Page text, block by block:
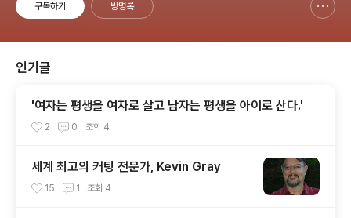
구독하기 방명록
인기글
'여자는 평생을 여자로 살고 남자는 평생을 아이로 산다.'
2 0 조회 4
세계 최고의 커팅 전문가, Kevin Gray
15 1 조회 4